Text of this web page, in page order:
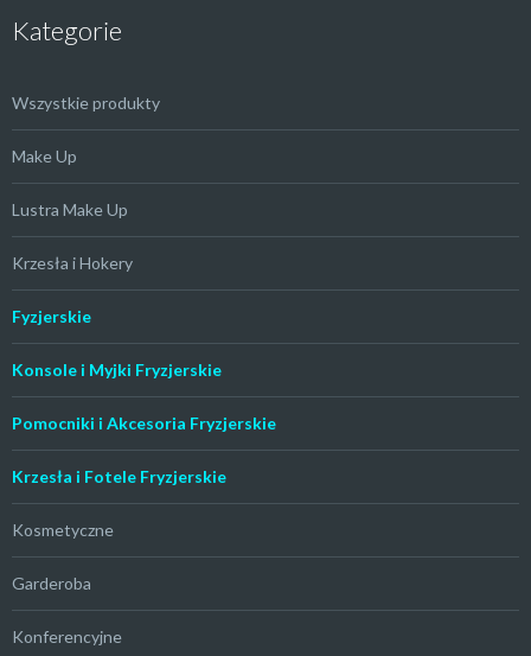
Kategorie
Wszystkie produkty
Make Up
Lustra Make Up
Krzesła i Hokery
Fyzjerskie
Konsole i Myjki Fryzjerskie
Pomocniki i Akcesoria Fryzjerskie
Krzesła i Fotele Fryzjerskie
Kosmetyczne
Garderoba
Konferencyjne